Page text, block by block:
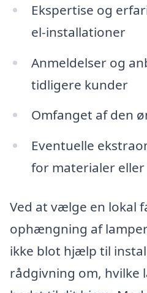
Ekspertise og
el-installationer
Anmeldelser og
tidligere kunder
Omfanget af den
Eventuelle
for materialer
Ved at vælge en lokal
ophængning af
ikke blot hjælp til
rådgivning om, hvilke